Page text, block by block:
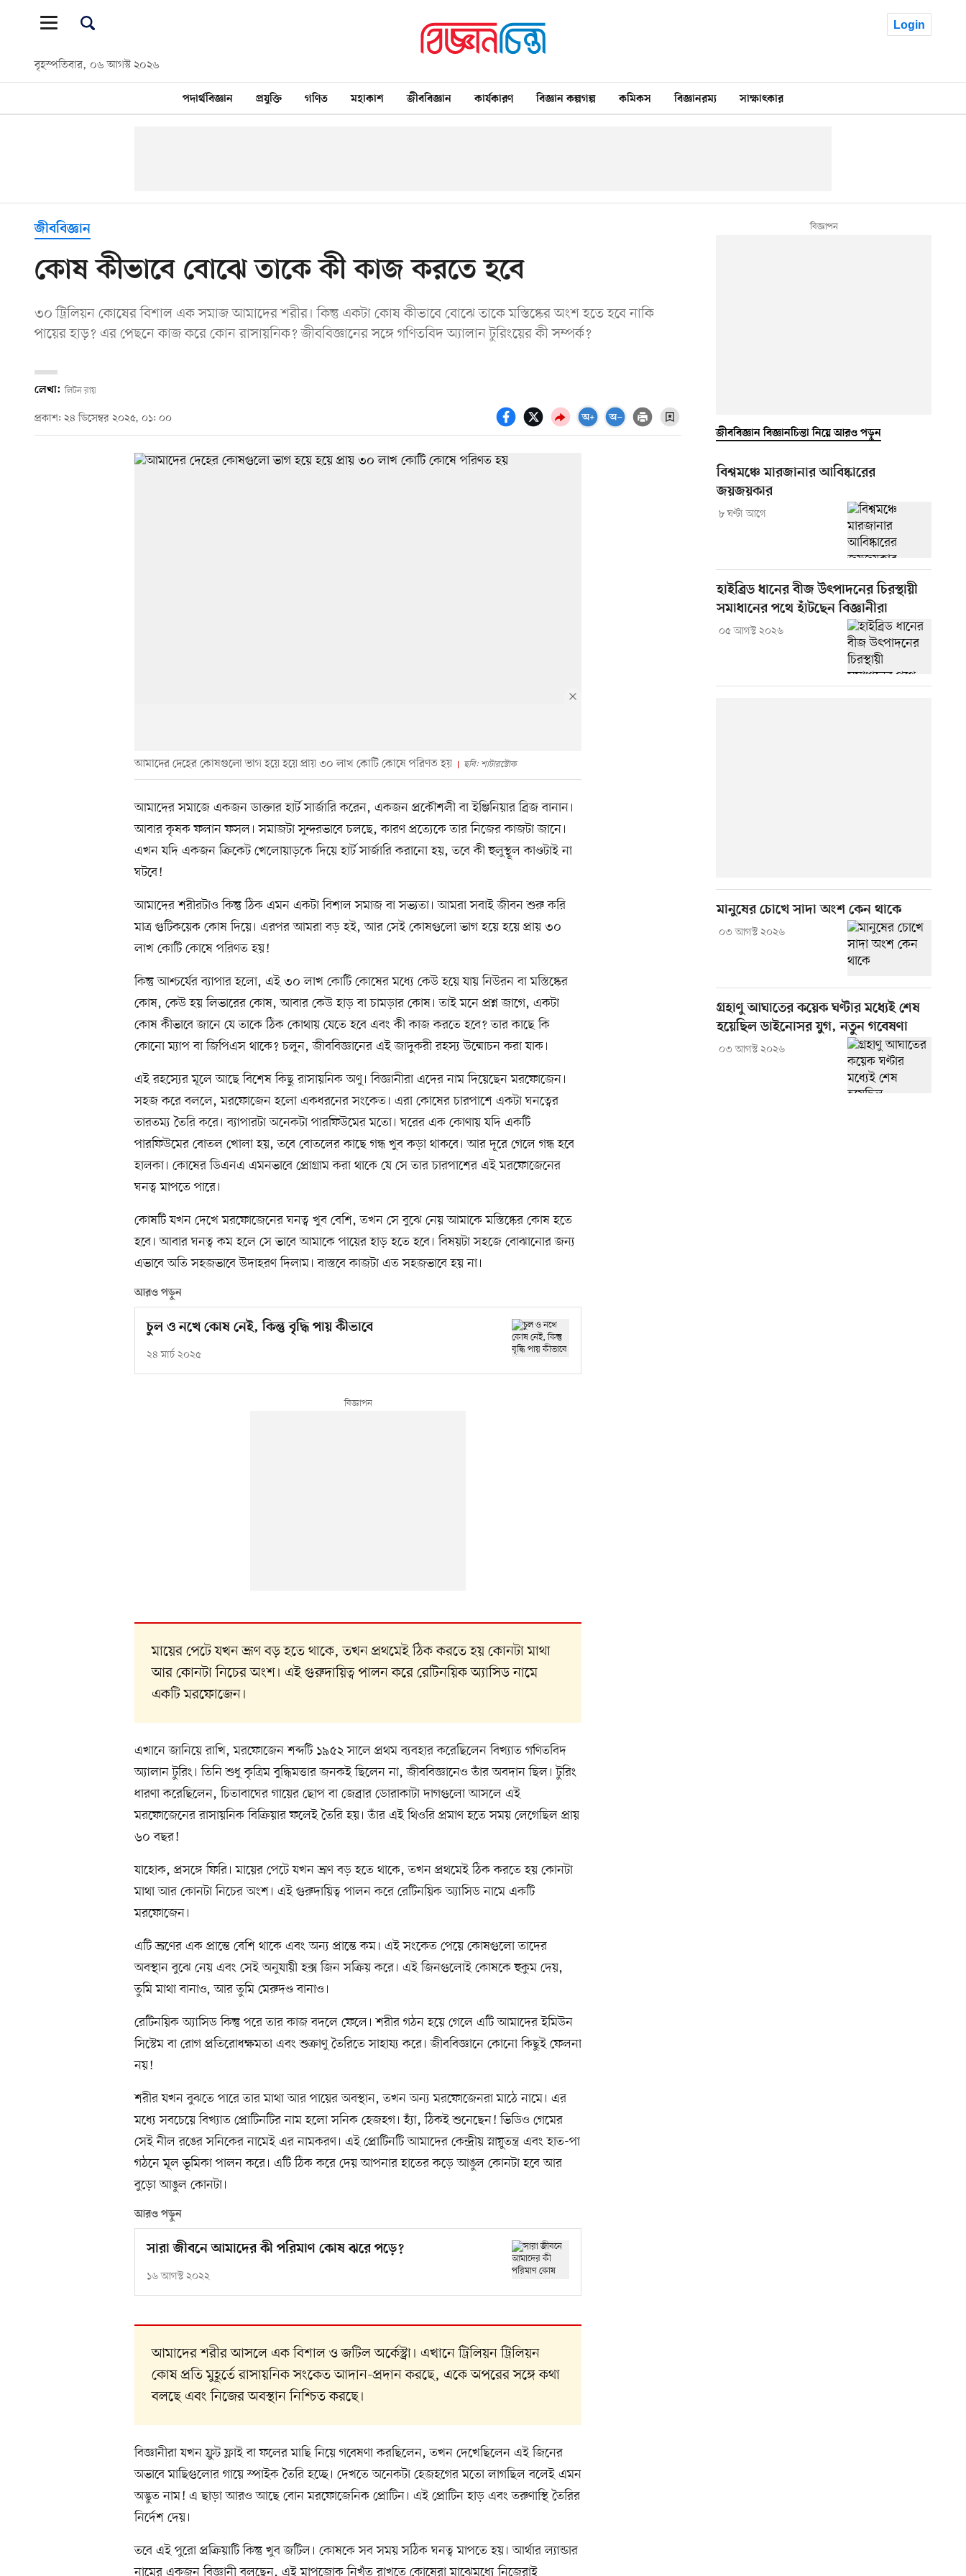
বৃহস্পতিবার, ০৬ আগস্ট ২০২৬
Login
পদার্থবিজ্ঞান প্রযুক্তি গণিত মহাকাশ জীববিজ্ঞান কার্যকারণ বিজ্ঞান কল্পগল্প কমিকস বিজ্ঞানরম্য সাক্ষাৎকার
জীববিজ্ঞান
কোষ কীভাবে বোঝে তাকে কী কাজ করতে হবে
৩০ ট্রিলিয়ন কোষের বিশাল এক সমাজ আমাদের শরীর। কিন্তু একটা কোষ কীভাবে বোঝে তাকে মস্তিষ্কের অংশ হতে হবে নাকি
পায়ের হাড়? এর পেছনে কাজ করে কোন রাসায়নিক? জীববিজ্ঞানের সঙ্গে গণিতবিদ অ্যালান টুরিংয়ের কী সম্পর্ক?
লেখা: লিটন রায়
প্রকাশ: ২৪ ডিসেম্বর ২০২৫, ০১: ০০
আমাদের দেহের কোষগুলো ভাগ হয়ে হয়ে প্রায় ৩০ লাখ কোটি কোষে পরিণত হয় ছবি: শাটারস্টোক
আমাদের সমাজে একজন ডাক্তার হার্ট সার্জারি করেন, একজন প্রকৌশলী বা ইঞ্জিনিয়ার ব্রিজ বানান।
আবার কৃষক ফলান ফসল। সমাজটা সুন্দরভাবে চলছে, কারণ প্রত্যেকে তার নিজের কাজটা জানে।
এখন যদি একজন ক্রিকেট খেলোয়াড়কে দিয়ে হার্ট সার্জারি করানো হয়, তবে কী হুলুস্থূল কাণ্ডটাই না
ঘটবে!
আমাদের শরীরটাও কিন্তু ঠিক এমন একটা বিশাল সমাজ বা সভ্যতা। আমরা সবাই জীবন শুরু করি
মাত্র গুটিকয়েক কোষ দিয়ে। এরপর আমরা বড় হই, আর সেই কোষগুলো ভাগ হয়ে হয়ে প্রায় ৩০
লাখ কোটি কোষে পরিণত হয়!
কিন্তু আশ্চর্যের ব্যাপার হলো, এই ৩০ লাখ কোটি কোষের মধ্যে কেউ হয়ে যায় নিউরন বা মস্তিষ্কের
কোষ, কেউ হয় লিভারের কোষ, আবার কেউ হাড় বা চামড়ার কোষ। তাই মনে প্রশ্ন জাগে, একটা
কোষ কীভাবে জানে যে তাকে ঠিক কোথায় যেতে হবে এবং কী কাজ করতে হবে? তার কাছে কি
কোনো ম্যাপ বা জিপিএস থাকে? চলুন, জীববিজ্ঞানের এই জাদুকরী রহস্য উন্মোচন করা যাক।
এই রহস্যের মূলে আছে বিশেষ কিছু রাসায়নিক অণু। বিজ্ঞানীরা এদের নাম দিয়েছেন মরফোজেন।
সহজ করে বললে, মরফোজেন হলো একধরনের সংকেত। এরা কোষের চারপাশে একটা ঘনত্বের
তারতম্য তৈরি করে। ব্যাপারটা অনেকটা পারফিউমের মতো। ঘরের এক কোণায় যদি একটি
পারফিউমের বোতল খোলা হয়, তবে বোতলের কাছে গন্ধ খুব কড়া থাকবে। আর দূরে গেলে গন্ধ হবে
হালকা। কোষের ডিএনএ এমনভাবে প্রোগ্রাম করা থাকে যে সে তার চারপাশের এই মরফোজেনের
ঘনত্ব মাপতে পারে।
কোষটি যখন দেখে মরফোজেনের ঘনত্ব খুব বেশি, তখন সে বুঝে নেয় আমাকে মস্তিষ্কের কোষ হতে
হবে। আবার ঘনত্ব কম হলে সে ভাবে আমাকে পায়ের হাড় হতে হবে। বিষয়টা সহজে বোঝানোর জন্য
এভাবে অতি সহজভাবে উদাহরণ দিলাম। বাস্তবে কাজটা এত সহজভাবে হয় না।
আরও পড়ুন
চুল ও নখে কোষ নেই, কিন্তু বৃদ্ধি পায় কীভাবে
২৪ মার্চ ২০২৫
মায়ের পেটে যখন ভ্রূণ বড় হতে থাকে, তখন প্রথমেই ঠিক করতে হয় কোনটা মাথা
আর কোনটা নিচের অংশ। এই গুরুদায়িত্ব পালন করে রেটিনয়িক অ্যাসিড নামে
একটি মরফোজেন।
এখানে জানিয়ে রাখি, মরফোজেন শব্দটি ১৯৫২ সালে প্রথম ব্যবহার করেছিলেন বিখ্যাত গণিতবিদ
অ্যালান টুরিং। তিনি শুধু কৃত্রিম বুদ্ধিমত্তার জনকই ছিলেন না, জীববিজ্ঞানেও তাঁর অবদান ছিল। টুরিং
ধারণা করেছিলেন, চিতাবাঘের গায়ের ছোপ বা জেব্রার ডোরাকাটা দাগগুলো আসলে এই
মরফোজেনের রাসায়নিক বিক্রিয়ার ফলেই তৈরি হয়। তাঁর এই থিওরি প্রমাণ হতে সময় লেগেছিল প্রায়
৬০ বছর!
যাহোক, প্রসঙ্গে ফিরি। মায়ের পেটে যখন ভ্রূণ বড় হতে থাকে, তখন প্রথমেই ঠিক করতে হয় কোনটা
মাথা আর কোনটা নিচের অংশ। এই গুরুদায়িত্ব পালন করে রেটিনয়িক অ্যাসিড নামে একটি
মরফোজেন।
এটি ভ্রূণের এক প্রান্তে বেশি থাকে এবং অন্য প্রান্তে কম। এই সংকেত পেয়ে কোষগুলো তাদের
অবস্থান বুঝে নেয় এবং সেই অনুযায়ী হক্স জিন সক্রিয় করে। এই জিনগুলোই কোষকে হুকুম দেয়,
তুমি মাথা বানাও, আর তুমি মেরুদণ্ড বানাও।
রেটিনয়িক অ্যাসিড কিন্তু পরে তার কাজ বদলে ফেলে। শরীর গঠন হয়ে গেলে এটি আমাদের ইমিউন
সিস্টেম বা রোগ প্রতিরোধক্ষমতা এবং শুক্রাণু তৈরিতে সাহায্য করে। জীববিজ্ঞানে কোনো কিছুই ফেলনা
নয়!
শরীর যখন বুঝতে পারে তার মাথা আর পায়ের অবস্থান, তখন অন্য মরফোজেনরা মাঠে নামে। এর
মধ্যে সবচেয়ে বিখ্যাত প্রোটিনটির নাম হলো সনিক হেজহগ। হ্যাঁ, ঠিকই শুনেছেন! ভিডিও গেমের
সেই নীল রঙের সনিকের নামেই এর নামকরণ। এই প্রোটিনটি আমাদের কেন্দ্রীয় স্নায়ুতন্ত্র এবং হাত-পা
গঠনে মূল ভূমিকা পালন করে। এটি ঠিক করে দেয় আপনার হাতের কড়ে আঙুল কোনটা হবে আর
বুড়ো আঙুল কোনটা।
আরও পড়ুন
সারা জীবনে আমাদের কী পরিমাণ কোষ ঝরে পড়ে?
১৬ আগস্ট ২০২২
আমাদের শরীর আসলে এক বিশাল ও জটিল অর্কেস্ট্রা। এখানে ট্রিলিয়ন ট্রিলিয়ন
কোষ প্রতি মুহূর্তে রাসায়নিক সংকেত আদান-প্রদান করছে, একে অপরের সঙ্গে কথা
বলছে এবং নিজের অবস্থান নিশ্চিত করছে।
বিজ্ঞানীরা যখন ফ্রুট ফ্লাই বা ফলের মাছি নিয়ে গবেষণা করছিলেন, তখন দেখেছিলেন এই জিনের
অভাবে মাছিগুলোর গায়ে স্পাইক তৈরি হচ্ছে। দেখতে অনেকটা হেজহগের মতো লাগছিল বলেই এমন
অদ্ভুত নাম! এ ছাড়া আরও আছে বোন মরফোজেনিক প্রোটিন। এই প্রোটিন হাড় এবং তরুণাস্থি তৈরির
নির্দেশ দেয়।
তবে এই পুরো প্রক্রিয়াটি কিন্তু খুব জটিল। কোষকে সব সময় সঠিক ঘনত্ব মাপতে হয়। আর্থার ল্যান্ডার
জীববিজ্ঞান বিজ্ঞানচিন্তা নিয়ে আরও পড়ুন
বিশ্বমঞ্চে মারজানার আবিষ্কারের
জয়জয়কার
৮ ঘণ্টা আগে
হাইব্রিড ধানের বীজ উৎপাদনের চিরস্থায়ী
সমাধানের পথে হাঁটছেন বিজ্ঞানীরা
০৫ আগস্ট ২০২৬
মানুষের চোখে সাদা অংশ কেন থাকে
০৩ আগস্ট ২০২৬
গ্রহাণু আঘাতের কয়েক ঘণ্টার মধ্যেই শেষ
হয়েছিল ডাইনোসর যুগ, নতুন গবেষণা
০৩ আগস্ট ২০২৬